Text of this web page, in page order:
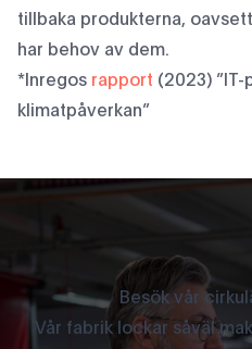
tillbaka produkterna,
har behov av dem.
*Inregos rapport (2023)
klimatpåverkan”
Besök vår
Vår fabrik lockar såväl